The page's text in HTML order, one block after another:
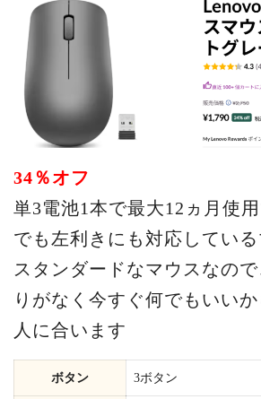
34％オフ
単3電池1本で最大12ヵ月使
でも左利きにも対応している
スタンダードなマウスなの
りがなく今すぐ何でもいい
人に合います
ボタン 3ボタン